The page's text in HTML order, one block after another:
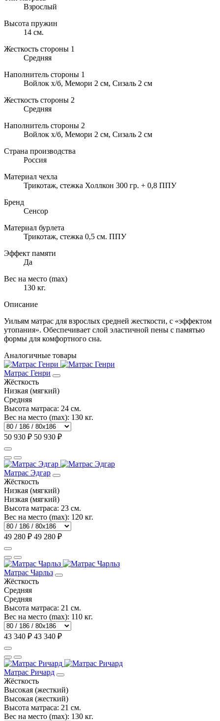
Взрослый
Высота пружин
14 см.
Жесткость стороны 1
Средняя
Наполнитель стороны 1
Войлок х/б, Мемори 2 см, Сизаль 2 см
Жесткость стороны 2
Средняя
Наполнитель стороны 2
Войлок х/б, Мемори 2 см, Сизаль 2 см
Страна производства
Россия
Материал чехла
Трикотаж, стежка Холлкон 300 гр. + 0,8 ППУ
Бренд
Сенсор
Материал бурлета
Трикотаж, стежка 0,5 см. ППУ
Эффект памяти
Да
Вес на место (max)
130 кг.
Описание
Уильям матрас для взрослых средней жесткости, с «эффектом
утопания». Обеспечивает слой эластичной пены с памятью
формы для комфортного сна.
Аналогичные товары
Матрас Генри
Жёсткость
Низкая (мягкий)
Средняя
Высота матраса: 24 см.
Вес на место (max): 130 кг.
50 930 ₽ 50 930 ₽
Матрас Эдгар
Жёсткость
Низкая (мягкий)
Низкая (мягкий)
Высота матраса: 23 см.
Вес на место (max): 120 кг.
49 280 ₽ 49 280 ₽
Матрас Чарльз
Жёсткость
Средняя
Средняя
Высота матраса: 21 см.
Вес на место (max): 110 кг.
43 340 ₽ 43 340 ₽
Матрас Ричард
Жёсткость
Высокая (жесткий)
Высокая (жесткий)
Высота матраса: 21 см.
Вес на место (max): 130 кг.